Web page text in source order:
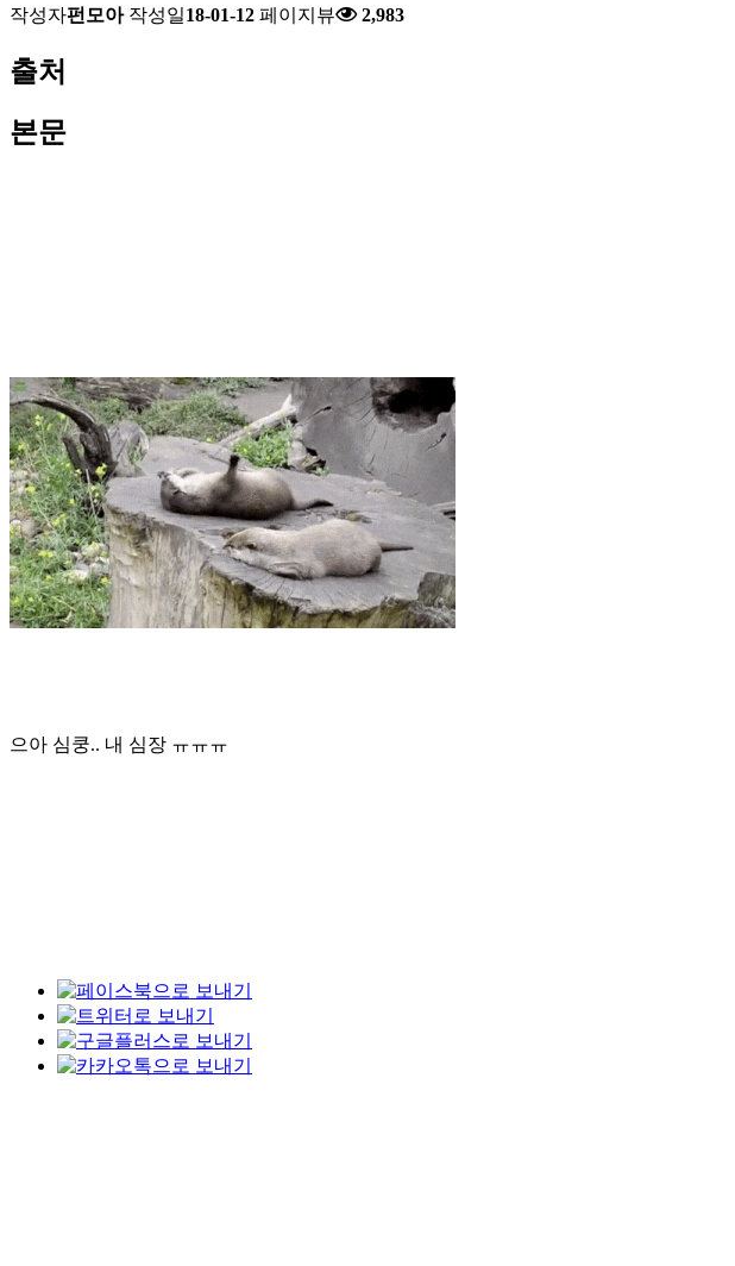
작성자펀모아 작성일18-01-12 페이지뷰 2,983
출처
본문
으아 심쿵.. 내 심장 ㅠㅠㅠ